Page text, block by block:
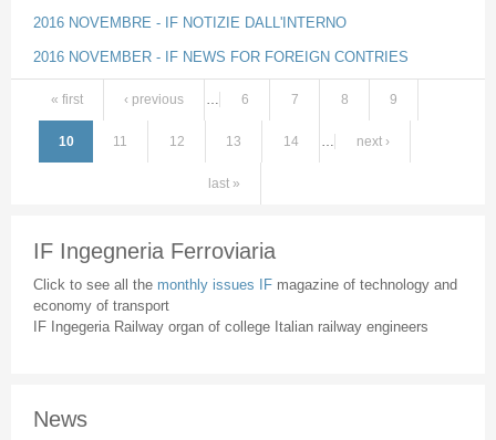
2016 NOVEMBRE - IF NOTIZIE DALL'INTERNO
2016 NOVEMBER - IF NEWS FOR FOREIGN CONTRIES
Pages
« first ‹ previous … 6 7 8 9
10 11 12 13 14 … next ›
last »
IF Ingegneria Ferroviaria
Click to see all the monthly issues IF magazine of technology and
economy of transport
IF Ingegeria Railway organ of college Italian railway engineers
News